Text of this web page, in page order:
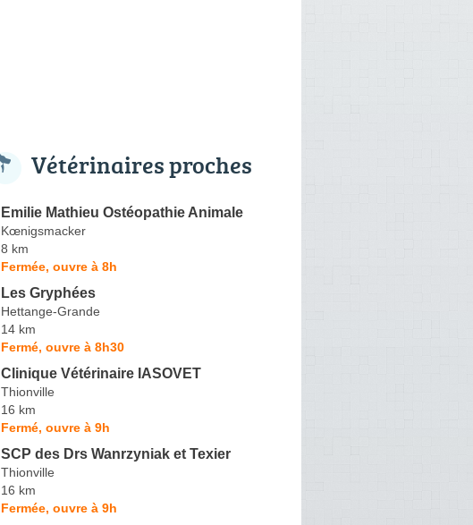
Vétérinaires proches
Emilie Mathieu Ostéopathie Animale
Kœnigsmacker
8 km
Fermée, ouvre à 8h
Les Gryphées
Hettange-Grande
14 km
Fermé, ouvre à 8h30
Clinique Vétérinaire IASOVET
Thionville
16 km
Fermé, ouvre à 9h
SCP des Drs Wanrzyniak et Texier
Thionville
16 km
Fermée, ouvre à 9h